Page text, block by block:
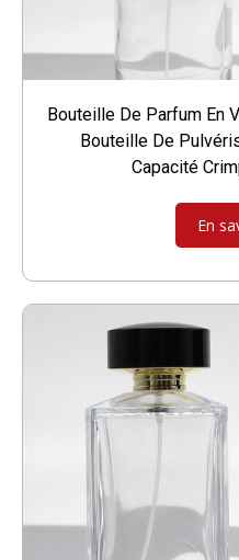
Bouteille De Parfum En
Bouteille De
Capacité
En